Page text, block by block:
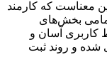
معناست که کارمند
تمامی بخش‌های
کاربری آسان و
شده و روند ثبت